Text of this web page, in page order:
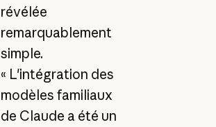
révélée
remarquablement
simple.
« L'intégration des
modèles familiaux
de Claude a été un